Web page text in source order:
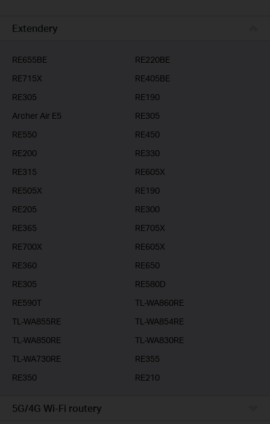
Business
Extendery
RE655BE
RE220BE
RE715X
RE405BE
RE305
RE190
Archer Air E5
RE305
RE550
RE450
RE200
RE330
RE315
RE605X
RE505X
RE190
RE205
RE300
RE365
RE705X
RE700X
RE605X
RE360
RE650
RE305
RE580D
RE590T
TL-WA860RE
TL-WA855RE
TL-WA854RE
TL-WA850RE
TL-WA830RE
TL-WA730RE
RE355
RE350
RE210
5G/4G Wi-Fi routery